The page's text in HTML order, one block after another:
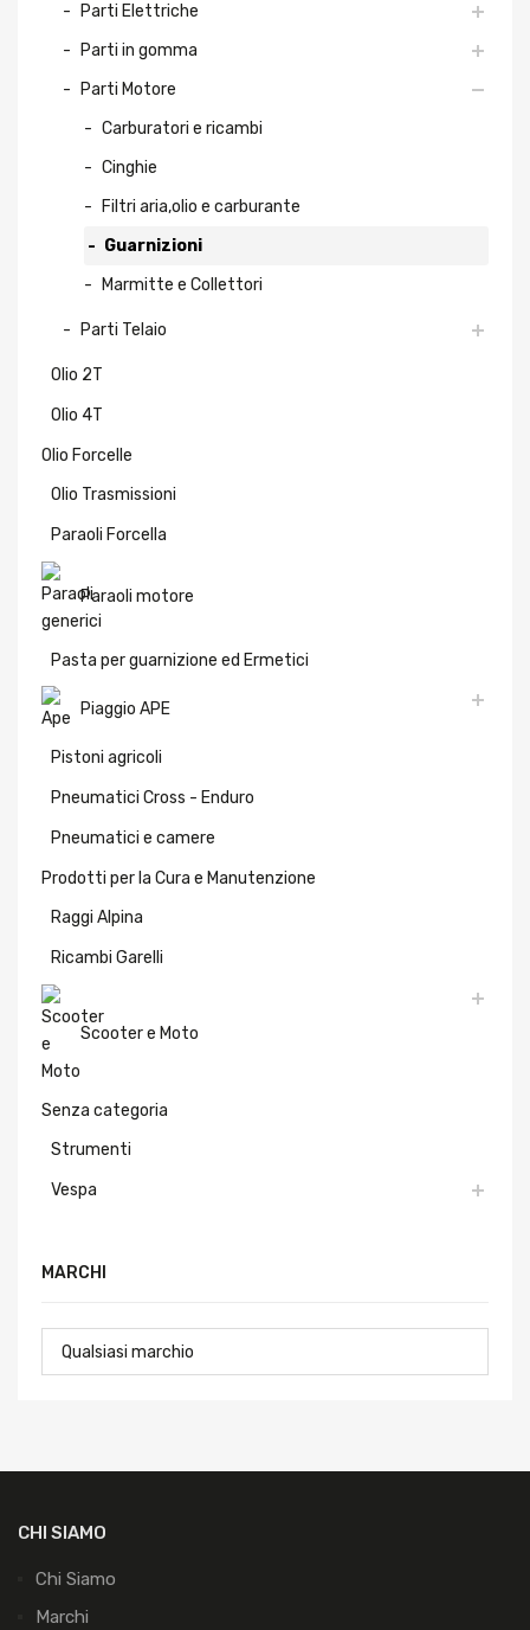
Parti Elettriche
Parti in gomma
Parti Motore
Carburatori e ricambi
Cinghie
Filtri aria,olio e carburante
Guarnizioni
Marmitte e Collettori
Parti Telaio
Olio 2T
Olio 4T
Olio Forcelle
Olio Trasmissioni
Paraoli Forcella
Paraoli motore
Pasta per guarnizione ed Ermetici
Piaggio APE
Pistoni agricoli
Pneumatici Cross - Enduro
Pneumatici e camere
Prodotti per la Cura e Manutenzione
Raggi Alpina
Ricambi Garelli
Scooter e Moto
Senza categoria
Strumenti
Vespa
MARCHI
CHI SIAMO
Chi Siamo
Marchi